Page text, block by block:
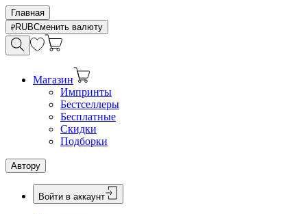
Главная
RUBСменить валюту
Магазин
Импринты
Бестселлеры
Бесплатные
Скидки
Подборки
Автору
Войти в аккаунт